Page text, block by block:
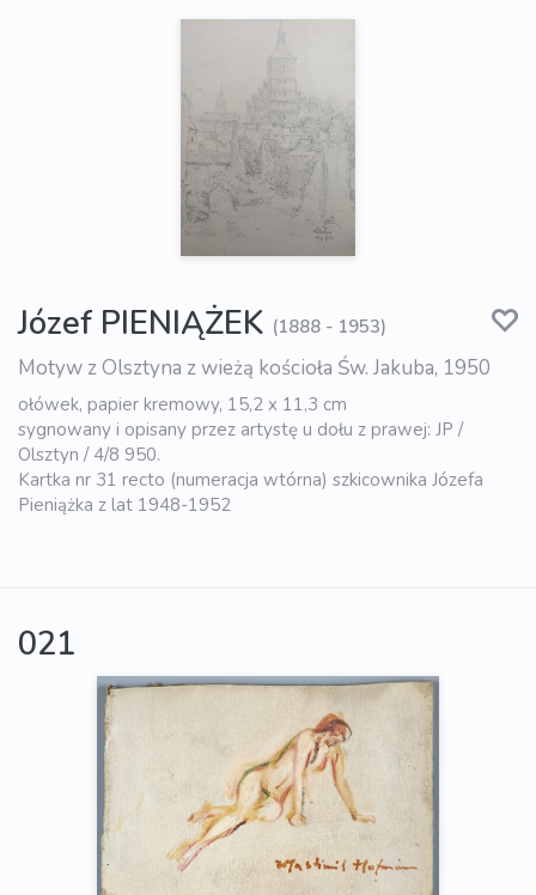
Józef PIENIĄŻEK (1888 - 1953)
Motyw z Olsztyna z wieżą kościoła Św. Jakuba, 1950
ołówek, papier kremowy, 15,2 x 11,3 cm
sygnowany i opisany przez artystę u dołu z prawej: JP /
Olsztyn / 4/8 950.
Kartka nr 31 recto (numeracja wtórna) szkicownika Józefa
Pieniążka z lat 1948-1952
021